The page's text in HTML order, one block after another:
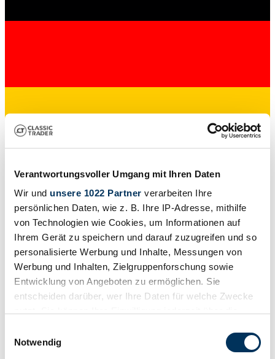
Verantwortungsvoller Umgang mit Ihren Daten
Wir und unsere 1022 Partner verarbeiten Ihre
persönlichen Daten, wie z. B. Ihre IP-Adresse, mithilfe
von Technologien wie Cookies, um Informationen auf
Ihrem Gerät zu speichern und darauf zuzugreifen und so
personalisierte Werbung und Inhalte, Messungen von
Werbung und Inhalten, Zielgruppenforschung sowie
Entwicklung von Angeboten zu ermöglichen. Sie
entscheiden darüber, wer Ihre Daten für welche Zwecke
Trigger Symbol ändern oder widerrufen
Notwendig
Karosserieform
Tachostand (abgelesen)
3.200 mi
Leistung (kW/PS)
533 / 725